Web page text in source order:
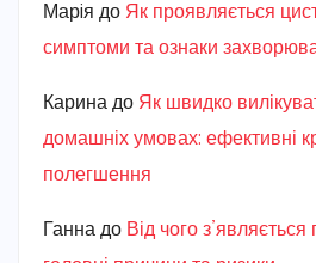
Марiя до Як проявляється
симптоми та ознаки
Карина до Як швидко
домашніх умовах: ефективні
полегшення
Ганна до Від чого з’являється